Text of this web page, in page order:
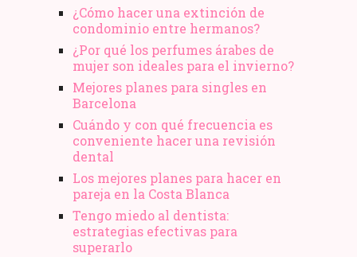
¿Cómo hacer una extinción de
condominio entre hermanos?
¿Por qué los perfumes árabes de
mujer son ideales para el invierno?
Mejores planes para singles en
Barcelona
Cuándo y con qué frecuencia es
conveniente hacer una revisión
dental
Los mejores planes para hacer en
pareja en la Costa Blanca
Tengo miedo al dentista:
estrategias efectivas para
superarlo